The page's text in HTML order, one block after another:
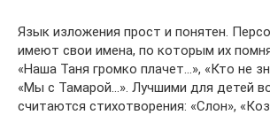
Язык изложения прост и понятен.
имеют свои имена, по которым их
«Наша Таня громко плачет…», «Кто не
«Мы с Тамарой…». Лучшими для детей
считаются стихотворения: «Слон»,